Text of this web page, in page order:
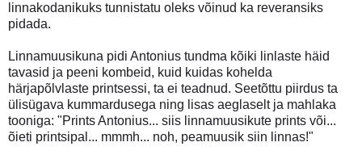
linnakodanikuks tunnistatu oleks võinud ka reveransiks
pidada.
Linnamuusikuna pidi Antonius tundma kõiki linlaste häid
tavasid ja peeni kombeid, kuid kuidas kohelda
härjapõlvlaste printsessi, ta ei teadnud. Seetõttu piirdus ta
ülisügava kummardusega ning lisas aeglaselt ja mahlaka
tooniga: "Prints Antonius... siis linnamuusikute prints või...
õieti printsipal... mmmh... noh, peamuusik siin linnas!"